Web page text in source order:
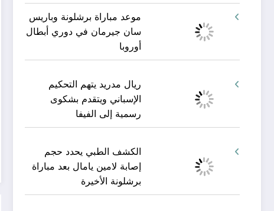
موعد مباراة برشلونة وباريس
سان جيرمان في دوري أبطال
أوروبا
ريال مدريد يتهم التحكيم
الإسباني ويتقدم بشكوى
رسمية إلى الفيفا
الكشف الطبي يحدد حجم
إصابة لامين يامال بعد مباراة
برشلونة الأخيرة